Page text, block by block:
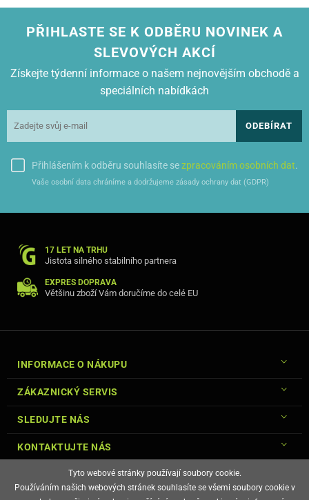
Barva bílá
PŘIHLASTE SE K ODBĚRU NOVINEK A
SLEVOVÝCH AKCÍ
Získejte týdenní informace o našem nejnovějším obchodě a
speciálních nabídkách
ODEBÍRAT
Přihlášením k odběru souhlasíte sezpracováním osobních dat.
Vaše osobní data chráníme a dodržujeme zásady ochrany dat (GDPR)
17 LET NA TRHU
Jistota silného stabilního partnera
EXPRES DOPRAVA
Většinu zboží Vám doručíme do celé EU
INFORMACE O NÁKUPU
ZÁKAZNICKÝ SERVIS
SLEDUJTE NÁS
KONTAKTUJTE NÁS
Tyto webové stránky používají soubory cookie.
Používáním našich webových stránek souhlasíte se všemi soubory cookie v